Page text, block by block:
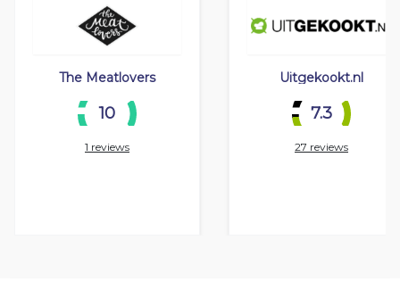
The Meatlovers
10
1 reviews
Uitgekookt.nl
7.3
27 reviews